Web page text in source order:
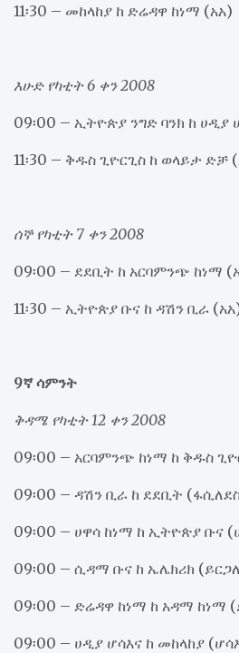
11፡30 – መከላከያ ከ ድሬዳዋ ከነማ (አአ)
እሁድ የካቲት 6 ቀን 2008
09፡00 – ኢትዮጵያ ንግድ ባንክ ከ ሀዲያ
11፡30 – ቅዱስ ጊዮርጊስ ከ ወላይታ ድቻ
ሰኞ የካቲት 7 ቀን 2008
09፡00 – ደደቢት ከ አርባምንጭ ከነማ
11፡30 – ኢትዮጵያ ቡና ከ ዳሽን ቢራ
9ኛ ሳምንት
ቅዳሜ የካቲት 12 ቀን 2008
09፡00 – አርባምንጭ ከነማ ከ ቅዱስ
09፡00 – ዳሽን ቢራ ከ ደደቢት
09፡00 – ሀዋሳ ከነማ ከ ኢትዮጵያ ቡና
09፡00 – ሲዳማ ቡና ከ ኤሌክሪክ
09፡00 – ድሬዳዋ ከነማ ከ አዳማ ከነማ
09፡00 – ሀዲያ ሆሳእና ከ መከላከያ